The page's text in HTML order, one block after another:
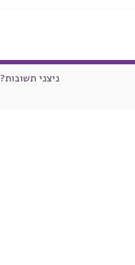
ניצני